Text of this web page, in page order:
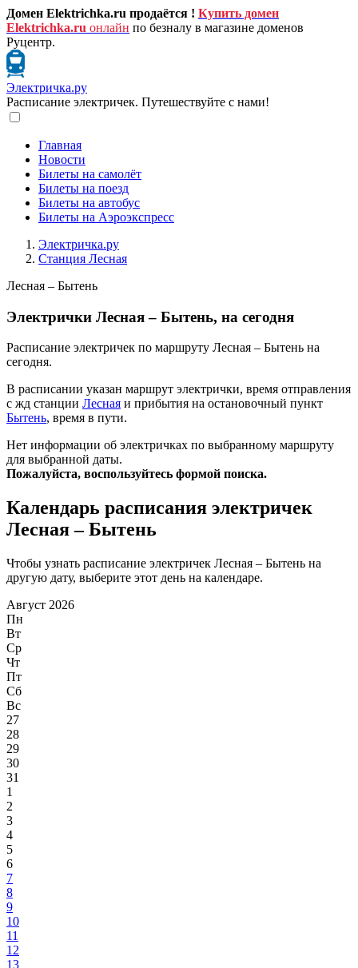
Домен Elektrichka.ru продаётся ! Купить домен
Elektrichka.ru онлайн по безналу в магазине доменов
Руцентр.
Электричка.ру
Расписание электричек. Путешествуйте с нами!
Главная
Новости
Билеты на самолёт
Билеты на поезд
Билеты на автобус
Билеты на Аэроэкспресс
Электричка.ру
Станция Лесная
Лесная – Бытень
Электрички Лесная – Бытень, на сегодня
Расписание электричек по маршруту Лесная – Бытень на
сегодня.
В расписании указан маршрут электрички, время отправления
с жд станции Лесная и прибытия на остановочный пункт
Бытень, время в пути.
Нет информации об электричках по выбранному маршруту
для выбранной даты.
Пожалуйста, воспользуйтесь формой поиска.
Календарь расписания электричек
Лесная – Бытень
Чтобы узнать расписание электричек Лесная – Бытень на
другую дату, выберите этот день на календаре.
Август 2026
Пн
Вт
Ср
Чт
Пт
Сб
Вс
27
28
29
30
31
1
2
3
4
5
6
7
8
9
10
11
12
13